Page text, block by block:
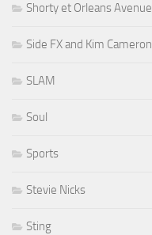
Shorty et Orleans Avenue
Side FX and Kim Cameron
SLAM
Soul
Sports
Stevie Nicks
Sting